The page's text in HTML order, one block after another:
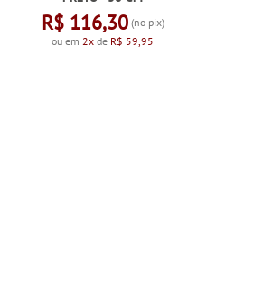
R$ 116,30(no pix)
ou em2x de R$ 59,95